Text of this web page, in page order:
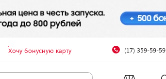
Хочу бонусную карту (17) 359-59-59